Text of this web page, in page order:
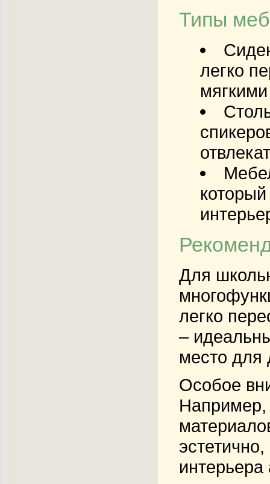
Типы
легко
Для
легко
–
место для
Особое
Например,
интерьера